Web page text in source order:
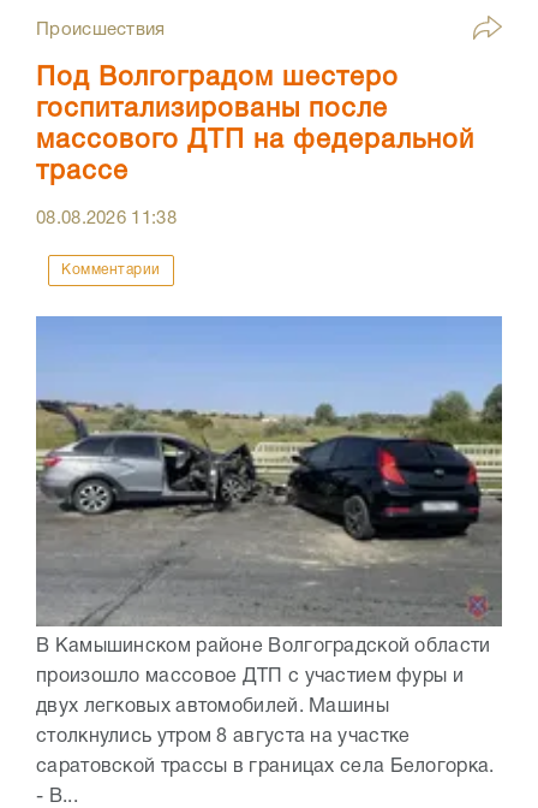
Происшествия
Под Волгоградом шестеро
госпитализированы после
массового ДТП на федеральной
трассе
08.08.2026 11:38
Комментарии
В Камышинском районе Волгоградской области
произошло массовое ДТП с участием фуры и
двух легковых автомобилей. Машины
столкнулись утром 8 августа на участке
саратовской трассы в границах села Белогорка.
- В...